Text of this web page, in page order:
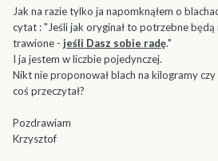
Jak na razie tylko ja napomknąłem o
cytat : "Jeśli jak oryginał to potrzebne
trawione - jeśli Dasz sobie radę."
I ja jestem w liczbie pojedynczej.
Nikt nie proponował blach na kilogramy
coś przeczytał?
Pozdrawiam
Krzysztof